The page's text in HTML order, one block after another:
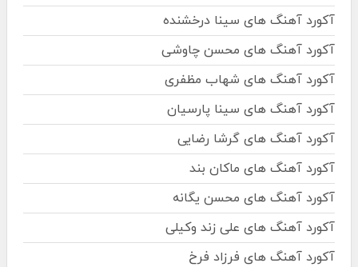
آکورد آهنگ های سینا درخشنده
آکورد آهنگ های محسن چاوشی
آکورد آهنگ های شهاب مظفری
آکورد آهنگ های سینا پارسیان
آکورد آهنگ های گرشا رضایی
آکورد آهنگ های ماکان بند
آکورد آهنگ های محسن یگانه
آکورد آهنگ های علی زند وکیلی
آکورد آهنگ های فرزاد فرخ